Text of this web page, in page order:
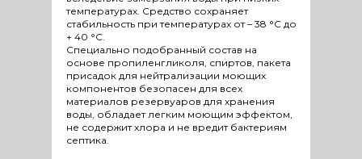
температурах. Средство сохраняет
стабильность при температурах от – 38 °С до
+ 40 °С.
Специально подобранный состав на
основе пропиленгликоля, спиртов, пакета
присадок для нейтрализации моющих
компонентов безопасен для всех
материалов резервуаров для хранения
воды, обладает легким моющим эффектом,
не содержит хлора и не вредит бактериям
септика.